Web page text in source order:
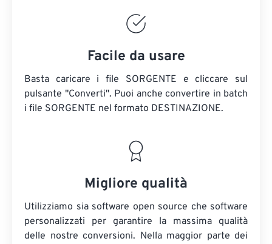
Facile da usare
Basta caricare i file SORGENTE e cliccare sul
pulsante "Converti". Puoi anche convertire in batch
i file SORGENTE nel formato DESTINAZIONE.
Migliore qualità
Utilizziamo sia software open source che software
personalizzati per garantire la massima qualità
delle nostre conversioni. Nella maggior parte dei